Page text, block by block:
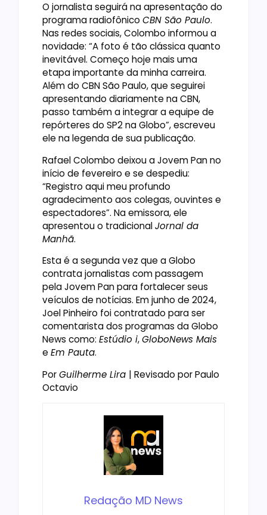
O jornalista seguirá na apresentação do
programa radiofônico CBN São Paulo.
Nas redes sociais, Colombo informou a
novidade: “A foto é tão clássica quanto
inevitável. Começo hoje mais uma
etapa importante da minha carreira.
Além do CBN São Paulo, que seguirei
apresentando diariamente na CBN,
passo também a integrar a equipe de
repórteres do SP2 na Globo”, escreveu
ele na legenda de sua publicação.
Rafael Colombo deixou a Jovem Pan no
início de fevereiro e se despediu:
“Registro aqui meu profundo
agradecimento aos colegas, ouvintes e
espectadores”. Na emissora, ele
apresentou o tradicionalJornal da
Manhã.
Esta é a segunda vez que a Globo
contrata jornalistas com passagem
pela Jovem Pan para fortalecer seus
veículos de notícias. Em junho de 2024,
Joel Pinheiro foi contratado para ser
comentarista dos programas da Globo
News como: Estúdio i,GloboNews Mais
e Em Pauta.
PorGuilherme Lira | Revisado por Paulo
Octavio
Redação MD News